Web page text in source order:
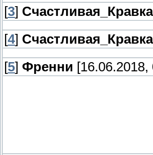
[3] Счастливая_Кравка
[4] Счастливая_Кравка
[5] Френни [16.06.2018,